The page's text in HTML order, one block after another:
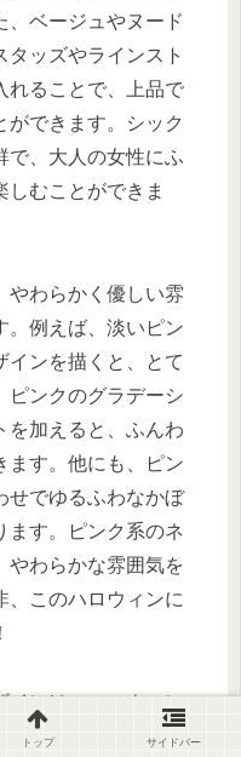
、ベージュやヌード
タッズやラインスト
れることで、上品で
ができます。シック
で、大人の女性にふ
しむことができま
やわらかく優しい雰
。例えば、淡いピン
インを描くと、とて
ピンクのグラデーシ
を加えると、ふんわ
ます。他にも、ピン
せでゆるふわなかぼ
ます。ピンク系のネ
やわらかな雰囲気を
、このハロウィンに
インは、ハロウィン
ます。
トップ サイドバー